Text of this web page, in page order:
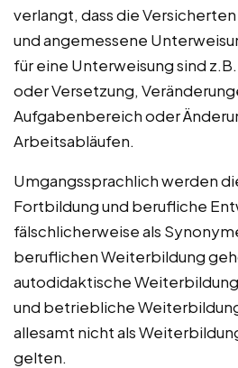
verlangt, dass die
und angemessene
für eine Unterweisung sind
oder Versetzung,
Aufgabenbereich oder
Arbeitsabläufen.
Umgangssprachlich werden
Fortbildung und berufliche
fälschlicherweise als
beruflichen Weiterbildung
autodidaktische
und betriebliche
allesamt nicht als
gelten.